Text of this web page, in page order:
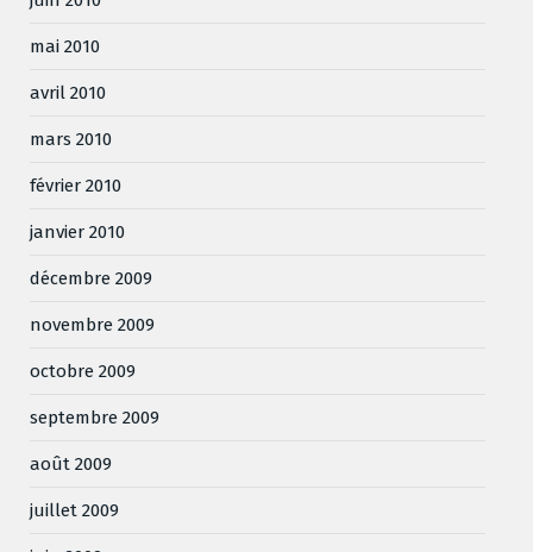
mai 2010
avril 2010
mars 2010
février 2010
janvier 2010
décembre 2009
novembre 2009
octobre 2009
septembre 2009
août 2009
juillet 2009